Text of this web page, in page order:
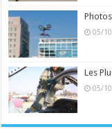
05/
Les
05/